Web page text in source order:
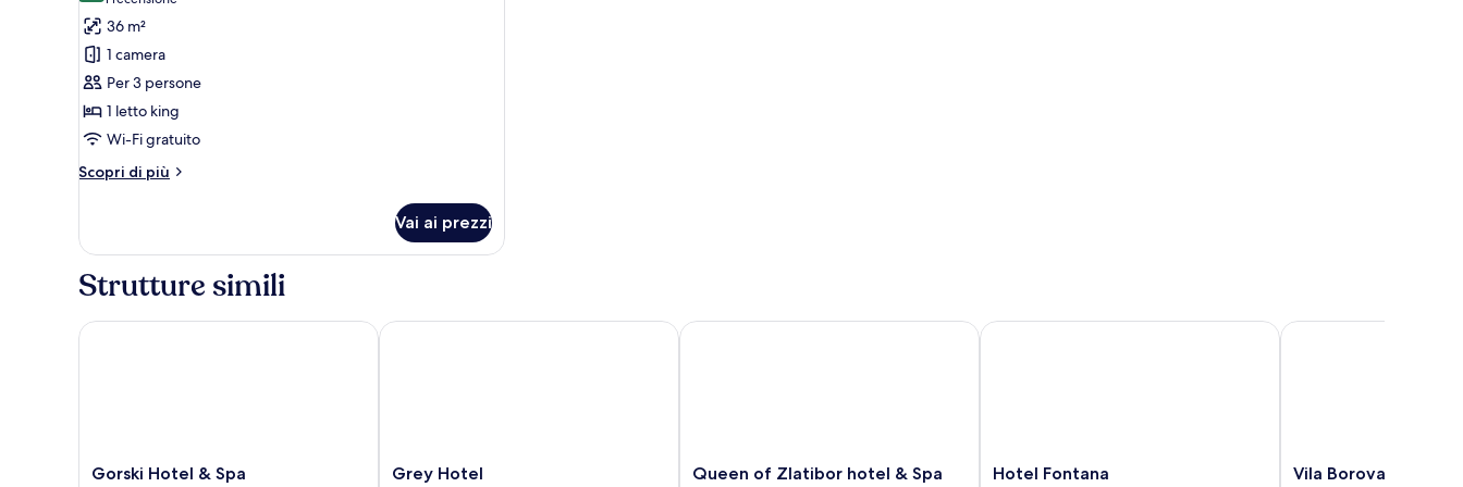
foto
per
Camera,
1
letto
king,
balcone
recensione)
36 m²
1 camera
Per 3 persone
1 letto king
Wi-Fi gratuito
Scopri di più
Altri
1
king,
(Slope
Vai ai prezzi
Strutture simili
Gorski
Gorski Hotel & Spa
Gorski Hotel & Spa
Grey
Grey Hotel
Grey Hotel
Queen
Queen of Zlatibor hotel & Spa
Queen of Zlatibor hotel & Spa
Hotel
Hotel Fontana
Hotel Fontana
Vila
Vila Borova
Vila Borova Wellness